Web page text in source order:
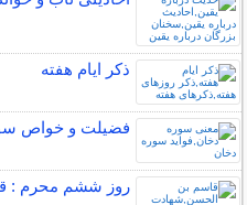
ذکر ایام هفته
فضیلت و خواص
روز ششم محرم :